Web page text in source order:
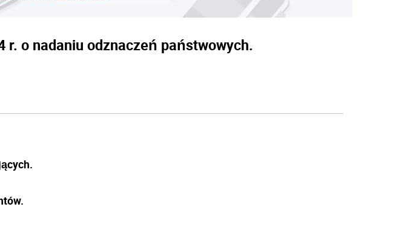
r. o nadaniu odznaczeń państwowych.